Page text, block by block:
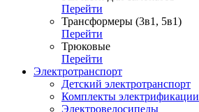
Перейти
Трансформеры (3в1, 5в1)
Перейти
Трюковые
Перейти
Электротранспорт
Детский электротранспорт
Комплекты электрификации
Электровелосипеды